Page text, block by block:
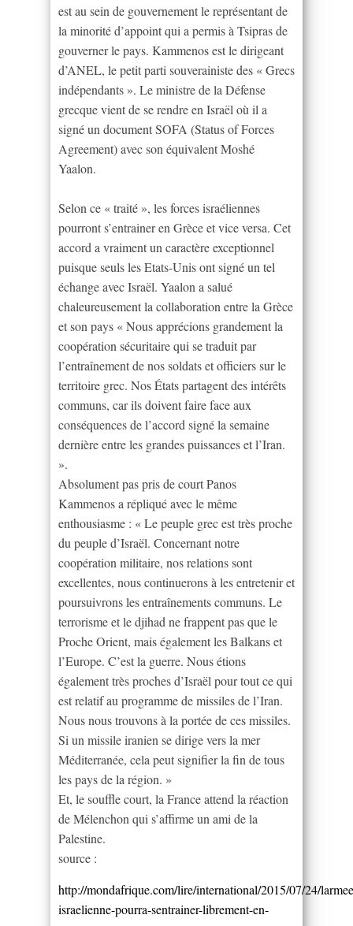
est au sein de gouvernement le représentant de
la minorité d’appoint qui a permis à Tsipras de
gouverner le pays. Kammenos est le dirigeant
d’ANEL, le petit parti souverainiste des « Grecs
indépendants ». Le ministre de la Défense
grecque vient de se rendre en Israël où il a
signé un document SOFA (Status of Forces
Agreement) avec son équivalent Moshé
Yaalon.
Selon ce « traité », les forces israéliennes
pourront s’entrainer en Grèce et vice versa. Cet
accord a vraiment un caractère exceptionnel
puisque seuls les Etats-Unis ont signé un tel
échange avec Israël. Yaalon a salué
chaleureusement la collaboration entre la Grèce
et son pays « Nous apprécions grandement la
coopération sécuritaire qui se traduit par
l’entraînement de nos soldats et officiers sur le
territoire grec. Nos États partagent des intérêts
communs, car ils doivent faire face aux
conséquences de l’accord signé la semaine
dernière entre les grandes puissances et l’Iran.
».
Absolument pas pris de court Panos
Kammenos a répliqué avec le même
enthousiasme : « Le peuple grec est très proche
du peuple d’Israël. Concernant notre
coopération militaire, nos relations sont
excellentes, nous continuerons à les entretenir et
poursuivrons les entraînements communs. Le
terrorisme et le djihad ne frappent pas que le
Proche Orient, mais également les Balkans et
l’Europe. C’est la guerre. Nous étions
également très proches d’Israël pour tout ce qui
est relatif au programme de missiles de l’Iran.
Nous nous trouvons à la portée de ces missiles.
Si un missile iranien se dirige vers la mer
Méditerranée, cela peut signifier la fin de tous
les pays de la région. »
Et, le souffle court, la France attend la réaction
de Mélenchon qui s’affirme un ami de la
Palestine.
source :
http://mondafrique.com/lire/international/2015/07/24/
israelienne-pourra-sentrainer-librement-en-